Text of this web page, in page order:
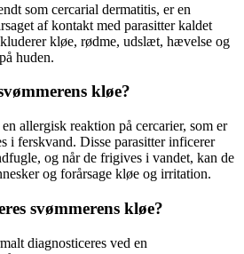
som cercarial dermatitis, er en
af kontakt med parasitter kaldet
kløe, rødme, udslæt, hævelse og
huden.
kløe?
allergisk reaktion på cercarier, som er
i ferskvand. Disse parasitter inficerer
og når de frigives i vandet, kan de
og forårsage kløe og irritation.
svømmerens kløe?
diagnosticeres ved en